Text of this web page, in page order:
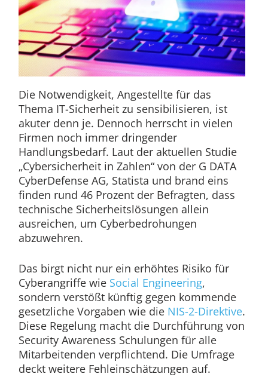
Die Notwendigkeit, Angestellte für das
Thema IT-Sicherheit zu sensibilisieren, ist
akuter denn je. Dennoch herrscht in vielen
Firmen noch immer dringender
Handlungsbedarf. Laut der aktuellen Studie
„Cybersicherheit in Zahlen“ von der G DATA
CyberDefense AG, Statista und brand eins
finden rund 46 Prozent der Befragten, dass
technische Sicherheitslösungen allein
ausreichen, um Cyberbedrohungen
abzuwehren.
Das birgt nicht nur ein erhöhtes Risiko für
Cyberangriffe wie Social Engineering,
sondern verstößt künftig gegen kommende
gesetzliche Vorgaben wie die NIS-2-Direktive.
Diese Regelung macht die Durchführung von
Security Awareness Schulungen für alle
Mitarbeitenden verpflichtend. Die Umfrage
deckt weitere Fehleinschätzungen auf.